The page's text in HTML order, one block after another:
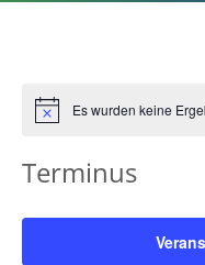
HinweisEs wurden keine
Terminus